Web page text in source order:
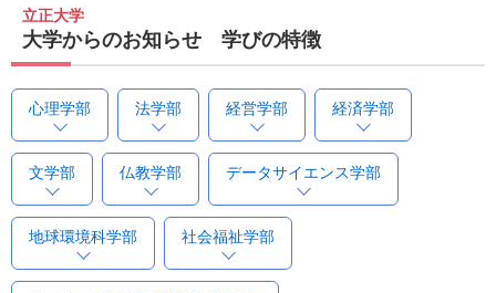
立正大学
大学からのお知らせ 学びの特徴
心理学部 法学部 経営学部 経済学部
文学部 仏教学部 データサイエンス学部
地球環境科学部 社会福祉学部